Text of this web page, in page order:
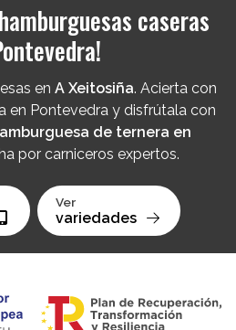
caseras
en A Xeitosiña. Acierta con
en Pontevedra y disfrútala con
de ternera en
por carniceros expertos.
Ver
variedades